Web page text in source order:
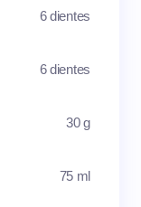
6 dientes
6 dientes
30 g
75 ml